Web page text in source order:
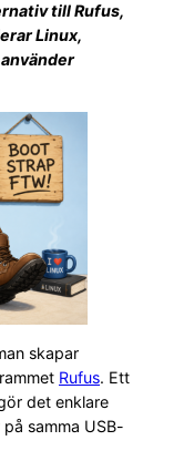
till Rufus,
Linux,
skapar
Rufus. Ett
det enklare
samma USB-